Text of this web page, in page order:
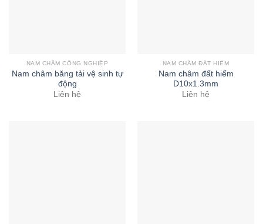
NAM CHÂM CÔNG NGHIỆP
Nam châm băng tải vệ sinh tự
động
Liên hệ
NAM CHÂM ĐẤT HIẾM
Nam châm đất hiếm
D10x1.3mm
Liên hệ